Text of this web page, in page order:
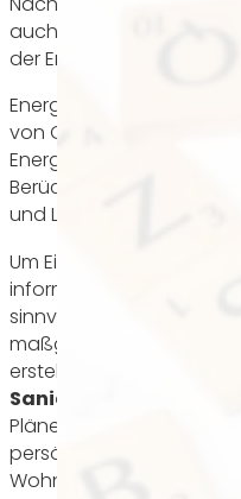
auch auf die
der Energiepreise geführt
Energetische Sanierung
von Gebäuden, wobei
Energieverbrauch einer
Berücksichtigung der
und Lüftung zu minimieren.
Um Eigentümer oder
informieren, welche
sinnvoll sind, um
maßgeschneiderte
erstellt, sogenannte
Sanierungsfahrpläne
Pläne ziehen alle
persönlichen
Wohngebäudes in